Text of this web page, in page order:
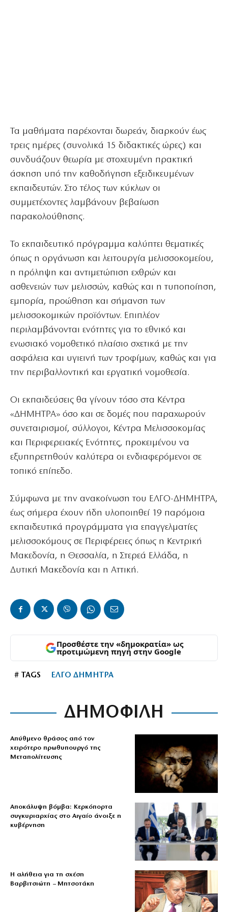
Τα μαθήματα παρέχονται δωρεάν, διαρκούν έως
τρεις ημέρες (συνολικά 15 διδακτικές ώρες) και
συνδυάζουν θεωρία με στοχευμένη πρακτική
άσκηση υπό την καθοδήγηση εξειδικευμένων
εκπαιδευτών. Στο τέλος των κύκλων οι
συμμετέχοντες λαμβάνουν βεβαίωση
παρακολούθησης.
Το εκπαιδευτικό πρόγραμμα καλύπτει θεματικές
όπως η οργάνωση και λειτουργία μελισσοκομείου,
η πρόληψη και αντιμετώπιση εχθρών και
ασθενειών των μελισσών, καθώς και η τυποποίηση,
εμπορία, προώθηση και σήμανση των
μελισσοκομικών προϊόντων. Επιπλέον
περιλαμβάνονται ενότητες για το εθνικό και
ενωσιακό νομοθετικό πλαίσιο σχετικά με την
ασφάλεια και υγιεινή των τροφίμων, καθώς και για
την περιβαλλοντική και εργατική νομοθεσία.
Οι εκπαιδεύσεις θα γίνουν τόσο στα Κέντρα
«ΔΗΜΗΤΡΑ» όσο και σε δομές που παραχωρούν
συνεταιρισμοί, σύλλογοι, Κέντρα Μελισσοκομίας
και Περιφερειακές Ενότητες, προκειμένου να
εξυπηρετηθούν καλύτερα οι ενδιαφερόμενοι σε
τοπικό επίπεδο.
Σύμφωνα με την ανακοίνωση του ΕΛΓΟ-ΔΗΜΗΤΡΑ,
έως σήμερα έχουν ήδη υλοποιηθεί 19 παρόμοια
εκπαιδευτικά προγράμματα για επαγγελματίες
μελισσοκόμους σε Περιφέρειες όπως η Κεντρική
Μακεδονία, η Θεσσαλία, η Στερεά Ελλάδα, η
Δυτική Μακεδονία και η Αττική.
Προσθέστε την «δημοκρατία» ως
προτιμώμενη πηγή στην Google
# TAGS ΕΛΓΟ ΔΗΜΗΤΡΑ
ΔΗΜΟΦΙΛΗ
Απύθμενο θράσος από τον
χειρότερο πρωθυπουργό της
Μεταπολίτευσης
Αποκάλυψη βόμβα: Κερκόπορτα
συγκυριαρχίας στο Αιγαίο άνοιξε η
κυβέρνηση
Η αλήθεια για τη σχέση
Βαρβιτσιώτη – Μητσοτάκη